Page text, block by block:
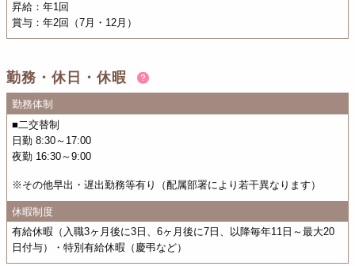
昇給：年1回
賞与：年2回（7月・12月）
勤務・休日・休暇
勤務体制
■二交替制
日勤 8:30～17:00
夜勤 16:30～9:00
※その他早出・遅出勤務等有り（配属部署により若干異なります）
休暇制度
有給休暇（入職3ヶ月後に3日、6ヶ月後に7日、以降毎年11日～最大20
日付与）・特別有給休暇（慶弔など）